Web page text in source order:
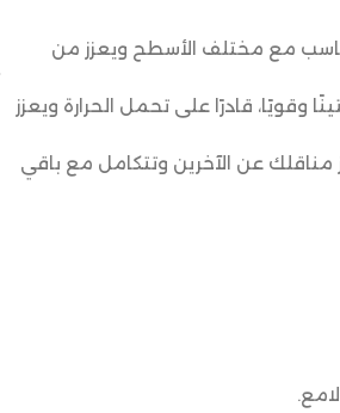
مع مختلف الأسطح ويعزز من
وقويًا، قادرًا على تحمل الحرارة ويعزز
عن الآخرين وتتكامل مع باقي